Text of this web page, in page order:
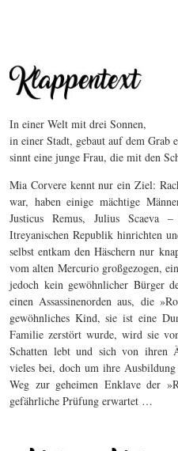
In einer Welt mit drei Sonnen,
in einer Stadt, gebaut auf dem Grab
sinnt eine junge Frau, die mit den
Mia Corvere kennt nur ein Ziel:
war, haben einige mächtige
Justicus Remus, Julius
Itreyanischen Republik hinrichten
selbst entkam den Häschern nur
vom alten Mercurio großgezogen,
jedoch kein gewöhnlicher Bürger
einen Assassinenorden aus, die
gewöhnliches Kind, sie ist eine
Familie zerstört wurde, wird sie
Schatten lebt und sich von ihren
vieles bei, doch um ihre Ausbildung
Weg zur geheimen Enklave der
gefährliche Prüfung erwartet …